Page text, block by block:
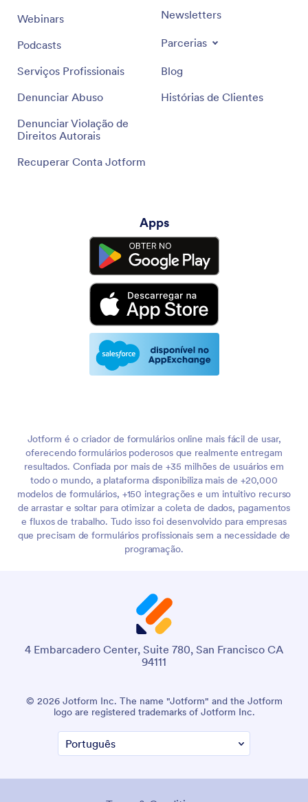
Webinars
Podcasts
Serviços Profissionais
Denunciar Abuso
Denunciar Violação de
Direitos Autorais
Recuperar Conta Jotform
Newsletters
Parcerias
Blog
Histórias de Clientes
Apps
Jotform é o criador de formulários online mais fácil de usar,
oferecendo formulários poderosos que realmente entregam
resultados. Confiada por mais de +35 milhões de usuários em
todo o mundo, a plataforma disponibiliza mais de +20,000
modelos de formulários, +150 integrações e um intuitivo recurso
de arrastar e soltar para otimizar a coleta de dados, pagamentos
e fluxos de trabalho. Tudo isso foi desenvolvido para empresas
que precisam de formulários profissionais sem a necessidade de
programação.
4 Embarcadero Center, Suite 780, San Francisco CA
94111
© 2026 Jotform Inc. The name "Jotform" and the Jotform
logo are registered trademarks of Jotform Inc.